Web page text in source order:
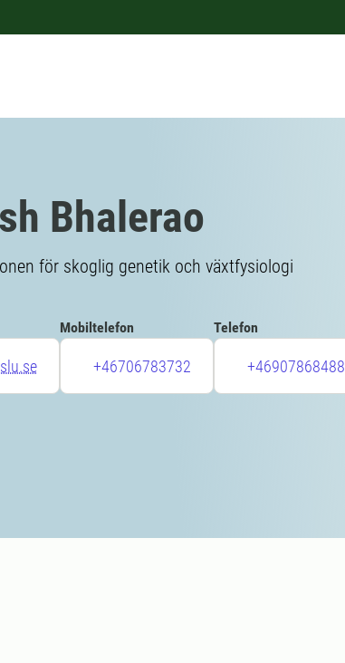
Bhalerao
för skoglig genetik och växtfysiologi
Mobiltelefon
+46706783732
Telefon
+46907868488